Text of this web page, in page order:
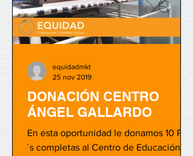
DONACIÓN CENTRO
ÁNGEL GALLARDO
En esta oportunidad le donamos 10 PC
´s completas al Centro de Educación No
equidadmkt
25 nov 2019